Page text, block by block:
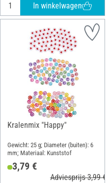
In winkelwagen
Kralenmix "Happy"
Gewicht: 25 g; Diameter (buiten): 6
mm; Materiaal: Kunststof
3,79 €
Adviesprijs 3,99 €